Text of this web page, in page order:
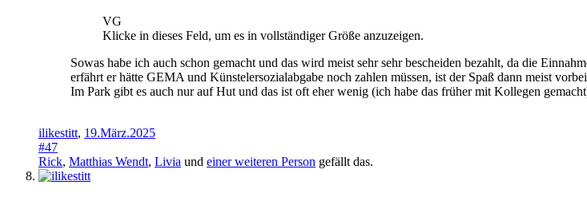
VG
Klicke in dieses Feld, um es in vollständiger Größe anzuzeigen.
Sowas habe ich auch schon gemacht und das wird meist sehr sehr bescheiden bezahlt, da die
erfährt er hätte GEMA und Künstelersozialabgabe noch zahlen müssen, ist der Spaß dann meist
Im Park gibt es auch nur auf Hut und das ist oft eher wenig (ich habe das früher mit Kollegen
ilikestitt, 19.März.2025
#47
Rick, Matthias Wendt, Livia und einer weiteren Person gefällt das.